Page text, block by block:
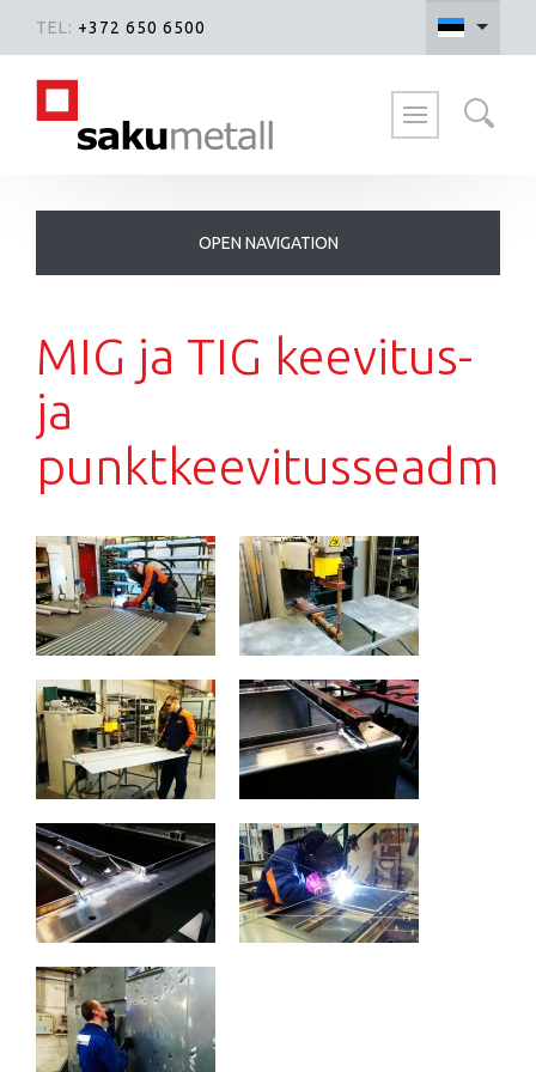
TEL: +372 650 6500
MIG ja TIG keevitus-
ja